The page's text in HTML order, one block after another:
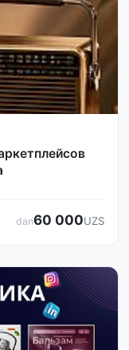
dan60 000UZS